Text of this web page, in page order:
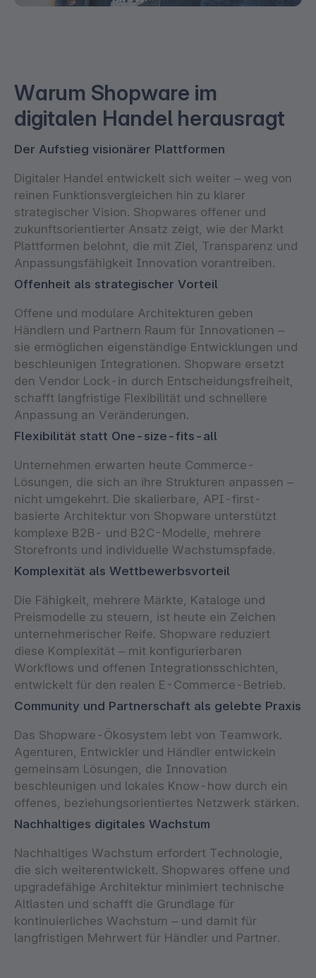
Warum Shopware im
digitalen Handel herausragt
Der Aufstieg visionärer Plattformen
Digitaler Handel entwickelt sich weiter – weg von
reinen Funktionsvergleichen hin zu klarer
strategischer Vision. Shopwares offener und
zukunftsorientierter Ansatz zeigt, wie der Markt
Plattformen belohnt, die mit Ziel, Transparenz und
Anpassungsfähigkeit Innovation vorantreiben.
Offenheit als strategischer Vorteil
Offene und modulare Architekturen geben
Händlern und Partnern Raum für Innovationen –
sie ermöglichen eigenständige Entwicklungen und
beschleunigen Integrationen. Shopware ersetzt
den Vendor Lock-in durch Entscheidungsfreiheit,
schafft langfristige Flexibilität und schnellere
Anpassung an Veränderungen.
Flexibilität statt One-size-fits-all
Unternehmen erwarten heute Commerce-
Lösungen, die sich an ihre Strukturen anpassen –
nicht umgekehrt. Die skalierbare, API-first-
basierte Architektur von Shopware unterstützt
komplexe B2B- und B2C-Modelle, mehrere
Storefronts und individuelle Wachstumspfade.
Komplexität als Wettbewerbsvorteil
Die Fähigkeit, mehrere Märkte, Kataloge und
Preismodelle zu steuern, ist heute ein Zeichen
unternehmerischer Reife. Shopware reduziert
diese Komplexität – mit konfigurierbaren
Workflows und offenen Integrationsschichten,
entwickelt für den realen E-Commerce-Betrieb.
Community und Partnerschaft als gelebte Praxis
Das Shopware-Ökosystem lebt von Teamwork.
Agenturen, Entwickler und Händler entwickeln
gemeinsam Lösungen, die Innovation
beschleunigen und lokales Know-how durch ein
offenes, beziehungsorientiertes Netzwerk stärken.
Nachhaltiges digitales Wachstum
Nachhaltiges Wachstum erfordert Technologie,
die sich weiterentwickelt. Shopwares offene und
upgradefähige Architektur minimiert technische
Altlasten und schafft die Grundlage für
kontinuierliches Wachstum – und damit für
langfristigen Mehrwert für Händler und Partner.